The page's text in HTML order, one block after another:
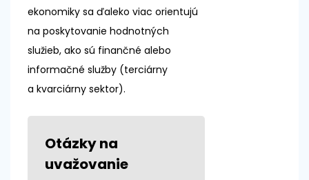
ekonomiky sa ďaleko viac orientujú
na poskytovanie hodnotných
služieb, ako sú finančné alebo
informačné služby (terciárny
a kvarciárny sektor).
Otázky na
uvažovanie